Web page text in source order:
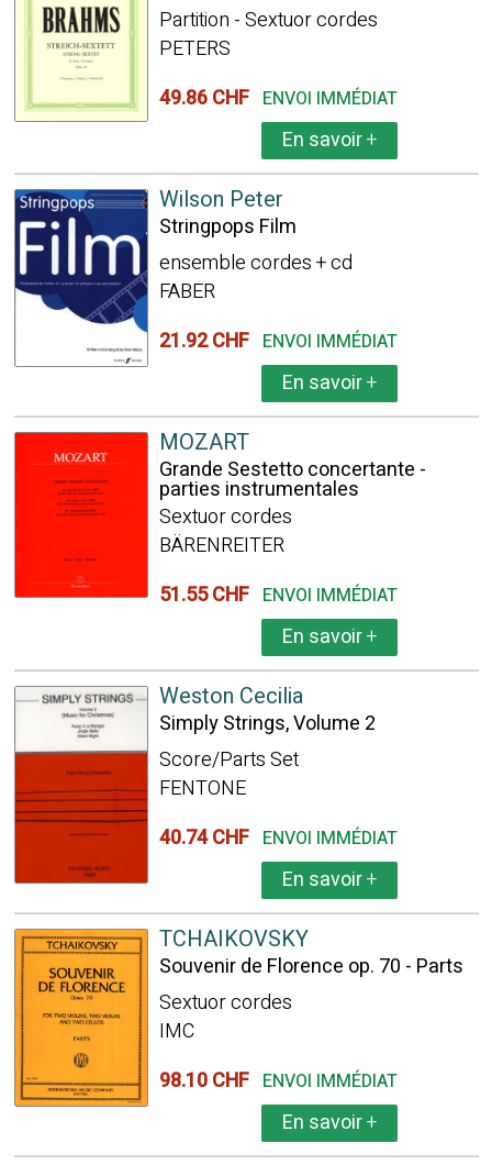
Partition - Sextuor cordes
PETERS
49.86 CHF ENVOI IMMÉDIAT
En savoir+
Wilson Peter
Stringpops Film
ensemble cordes + cd
FABER
21.92 CHF ENVOI IMMÉDIAT
En savoir+
MOZART
Grande Sestetto concertante -
parties instrumentales
Sextuor cordes
BÄRENREITER
51.55 CHF ENVOI IMMÉDIAT
En savoir+
Weston Cecilia
Simply Strings, Volume 2
Score/Parts Set
FENTONE
40.74 CHF ENVOI IMMÉDIAT
En savoir+
TCHAIKOVSKY
Souvenir de Florence op. 70 - Parts
Sextuor cordes
IMC
98.10 CHF ENVOI IMMÉDIAT
En savoir+